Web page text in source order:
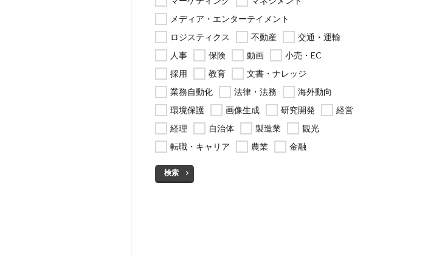
メディア・エンターテイメント
ロジスティクス
不動産
交通・運輸
人事
保険 動画
小売・EC
採用
教育
文書・ナレッジ
業務自動化
法律・法務
海外動向
環境保護
画像生成 研究開発
経営
経理
自治体 製造業
観光
転職・キャリア
農業 金融
検索